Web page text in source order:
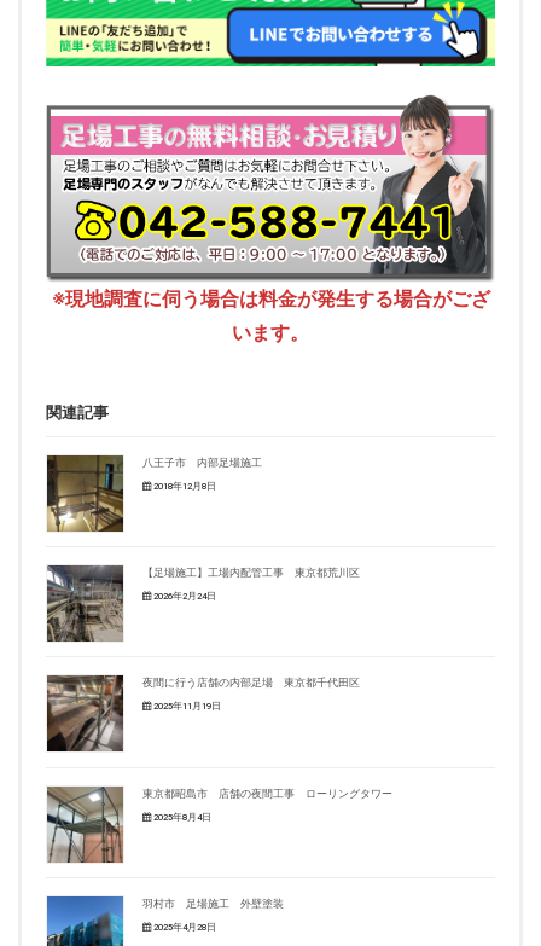
※現地調査に伺う場合は料金が発生する場合がござ
います。
関連記事
八王子市 内部足場施工
2018年12月8日
【足場施工】工場内配管工事 東京都荒川区
2026年2月24日
夜間に行う店舗の内部足場 東京都千代田区
2025年11月19日
東京都昭島市 店舗の夜間工事 ローリングタワー
2025年8月4日
羽村市 足場施工 外壁塗装
2025年4月28日